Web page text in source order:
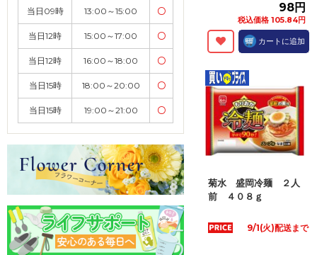
当日09時 13:00～15:00 〇
当日12時 15:00～17:00 〇
当日12時 16:00～18:00 〇
当日15時 18:00～20:00 〇
当日15時 19:00～21:00 〇
98円
税込価格 105.84円
カートに追加
菊水 盛岡冷麺 ２人
前 ４０８ｇ
9/1(火)配送まで